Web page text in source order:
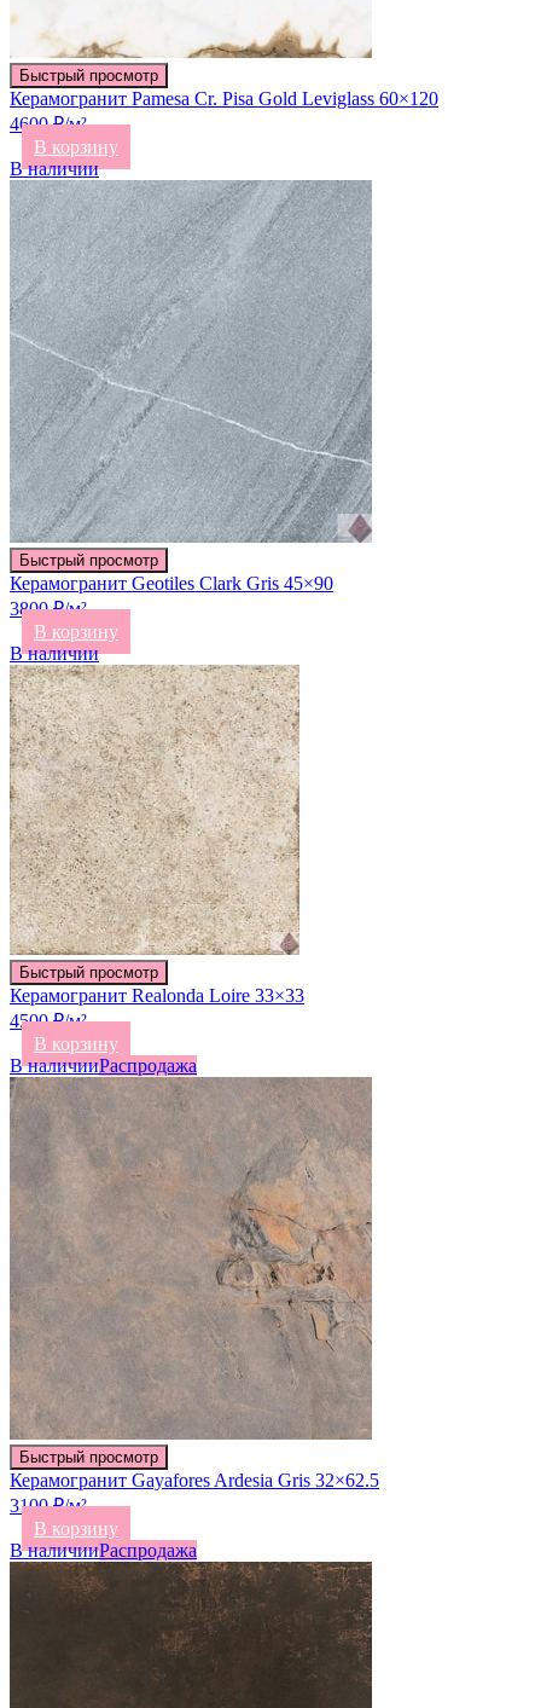
Быстрый просмотр
Керамогранит Pamesa Cr. Pisa Gold Leviglass 60×120
4600 ₽/м²
В корзину
В наличии
Быстрый просмотр
Керамогранит Geotiles Clark Gris 45×90
3800 ₽/м²
В корзину
В наличии
Быстрый просмотр
Керамогранит Realonda Loire 33×33
4500 ₽/м²
В корзину
В наличииРаспродажа
Быстрый просмотр
Керамогранит Gayafores Ardesia Gris 32×62.5
3100 ₽/м²
В корзину
В наличииРаспродажа